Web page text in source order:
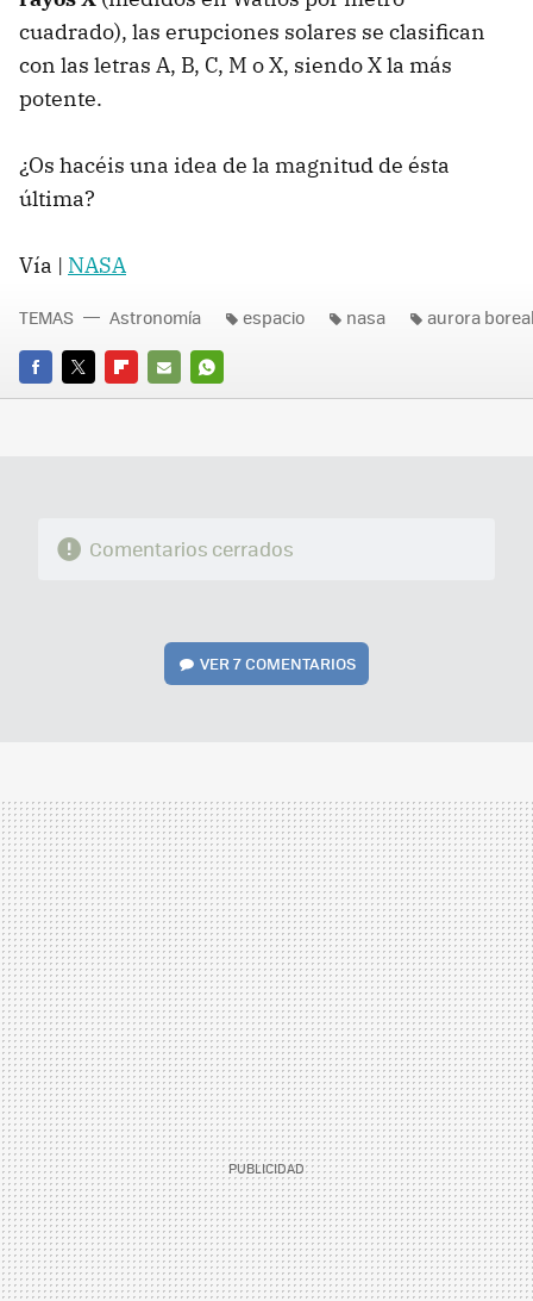
cuadrado), las erupciones solares se clasifican
con las letras A, B, C, M o X, siendo X la más
potente.
¿Os hacéis una idea de la magnitud de ésta
última?
Vía | NASA
FACEBOOK
TWITTERFLIPBOARD
E-
WHATSAPP
TEMAS Astronomía espacio nasa aurora
Comentarios cerrados
VER7 COMENTARIOS